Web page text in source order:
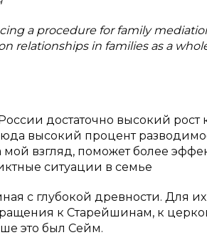
a procedure for family
relationships in families as a
достаточно высокий рост
высокий процент
взгляд, поможет более
ситуации в семье
с глубокой древности. Для
к Старейшинам, к
это был Сейм.